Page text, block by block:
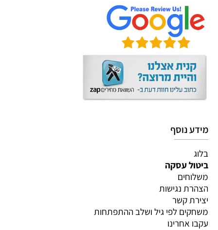
מידע נוסף
בלוג
ביטול עסקה
משלוחים
הצהרת נגישות
יצירת קשר
משחקים לפי גיל ושלב ההתפתחות
עקבו אחרינו